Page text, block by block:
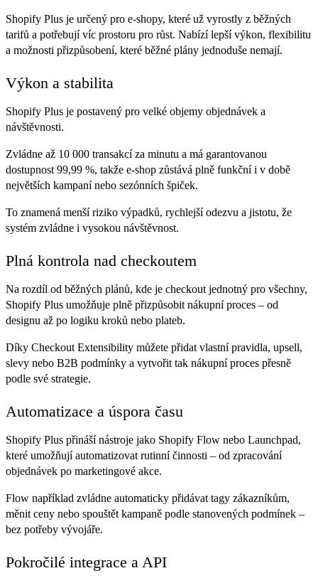
Shopify Plus je určený pro e-shopy, které už vyrostly z běžných
tarifů a potřebují víc prostoru pro růst. Nabízí lepší výkon, flexibilitu
a možnosti přizpůsobení, které běžné plány jednoduše nemají.
Výkon a stabilita
Shopify Plus je postavený pro velké objemy objednávek a
návštěvnosti.
Zvládne až 10 000 transakcí za minutu a má garantovanou
dostupnost 99,99 %, takže e-shop zůstává plně funkční i v době
největších kampaní nebo sezónních špiček.
To znamená menší riziko výpadků, rychlejší odezvu a jistotu, že
systém zvládne i vysokou návštěvnost.
Plná kontrola nad checkoutem
Na rozdíl od běžných plánů, kde je checkout jednotný pro všechny,
Shopify Plus umožňuje plně přizpůsobit nákupní proces – od
designu až po logiku kroků nebo plateb.
Díky Checkout Extensibility můžete přidat vlastní pravidla, upsell,
slevy nebo B2B podmínky a vytvořit tak nákupní proces přesně
podle své strategie.
Automatizace a úspora času
Shopify Plus přináší nástroje jako Shopify Flow nebo Launchpad,
které umožňují automatizovat rutinní činnosti – od zpracování
objednávek po marketingové akce.
Flow například zvládne automaticky přidávat tagy zákazníkům,
měnit ceny nebo spouštět kampaně podle stanovených podmínek –
bez potřeby vývojáře.
Pokročilé integrace a API